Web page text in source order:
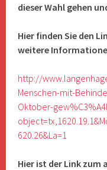
dieser Wahl gehen
Hier finden Sie den
weitere
http://
Menschen-mit-
Oktober-
620.26&La=1
Hier ist der Link zum